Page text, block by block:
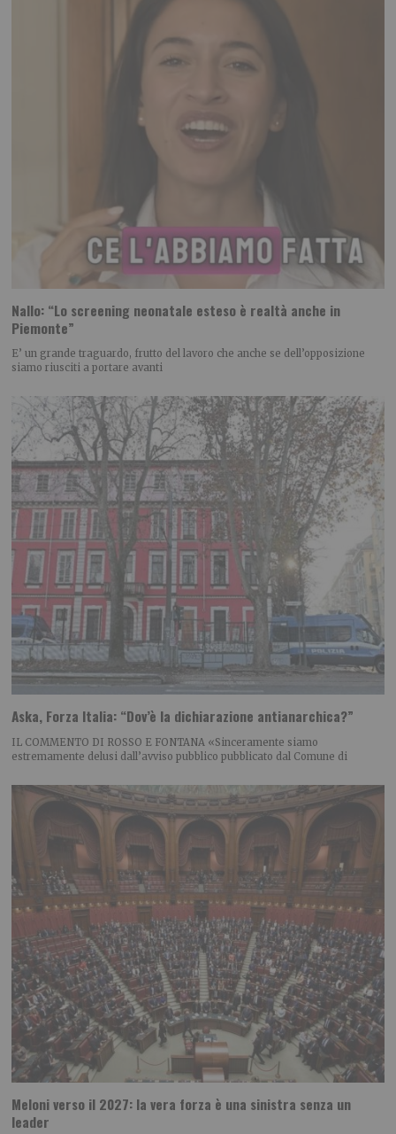
Nallo: “Lo screening neonatale esteso è realtà anche in
Piemonte”
E’ un grande traguardo, frutto del lavoro che anche se dell’opposizione
siamo riusciti a portare avanti
Aska, Forza Italia: “Dov’è la dichiarazione antianarchica?”
IL COMMENTO DI ROSSO E FONTANA «Sinceramente siamo
estremamente delusi dall’avviso pubblico pubblicato dal Comune di
Meloni verso il 2027: la vera forza è una sinistra senza un
leader